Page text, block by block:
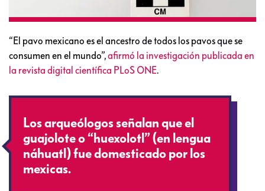
“El pavo mexicano es el ancestro de todos los pavos que se
consumen en el mundo”,afirmó la investigación publicada en
la revista digital científica PLoS ONE.
Los arqueólogos señalan que el
guajolote o “huexolotl” (en lengua
náhuatl) fue domesticado por los
mexicas.